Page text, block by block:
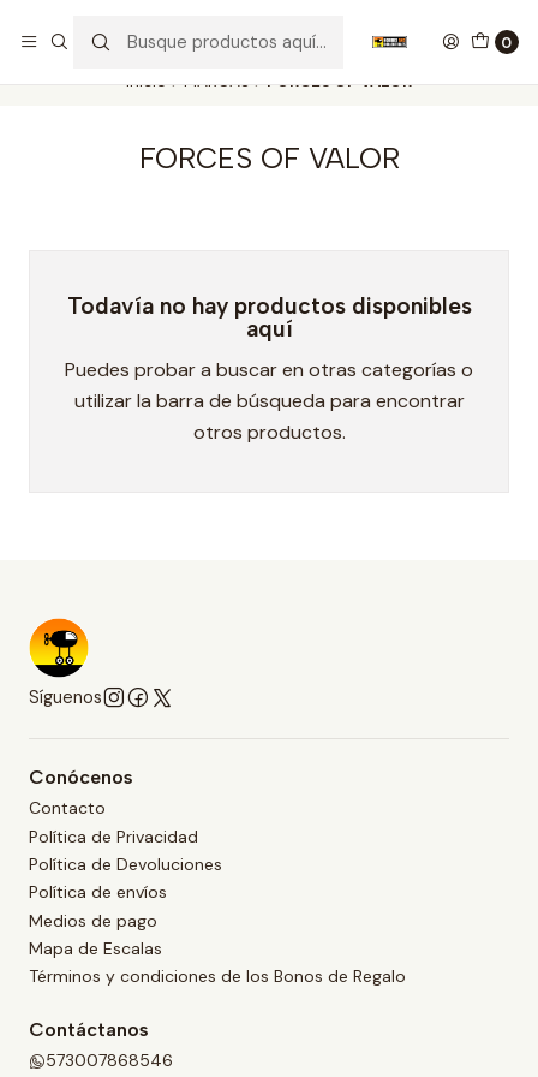
0
Inicio MARCAS FORCES OF VALOR
FORCES OF VALOR
Todavía no hay productos disponibles
aquí
Puedes probar a buscar en otras categorías o
utilizar la barra de búsqueda para encontrar
otros productos.
Síguenos
Conócenos
Contacto
Política de Privacidad
Política de Devoluciones
Política de envíos
Medios de pago
Mapa de Escalas
Términos y condiciones de los Bonos de Regalo
Contáctanos
573007868546